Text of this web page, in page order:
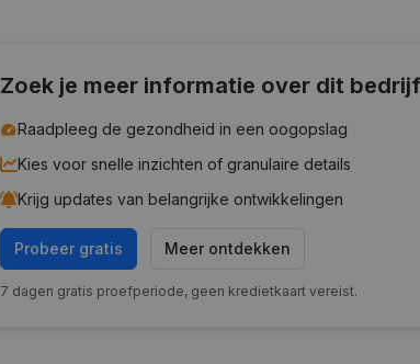
Zoek je meer informatie over dit
Raadpleeg de gezondheid in een oogopslag
Kies voor snelle inzichten of granulaire details
Krijg updates van belangrijke ontwikkelingen
Probeer gratis Meer ontdekken
7 dagen gratis proefperiode, geen kredietkaart vereist.